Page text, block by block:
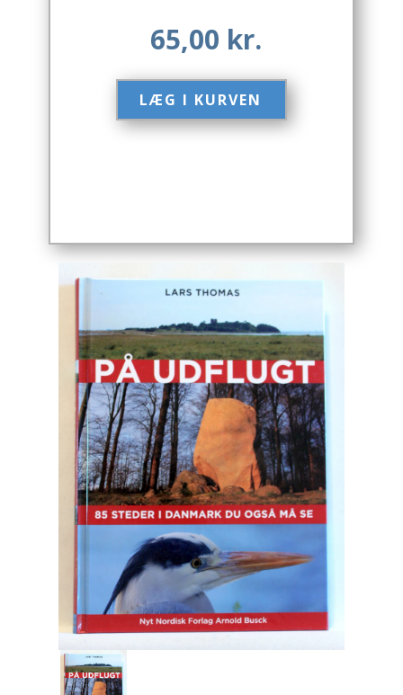
Børnebøger
Erhverv
Europa
Fantasy / Sciencefiction
Filosofi
Håndarbejde
Håndværk
Historie
Hus / Have
65,00 kr.
LÆG I KURVEN​